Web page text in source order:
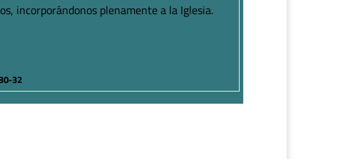
incorporándonos plenamente a la Iglesia.
32